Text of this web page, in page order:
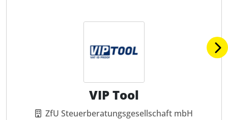
VIP Tool
ZfU Steuerberatungsgesellschaft mbH